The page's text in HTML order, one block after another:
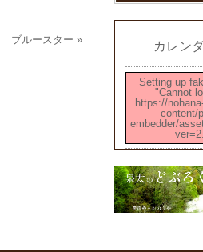
ブルースター » カレン
Setting up
"Cannot
https://
content/
embedder/